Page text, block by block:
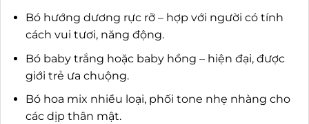
Bó hướng dương rực rỡ – hợp với người có tính
cách vui tươi, năng động.
Bó baby trắng hoặc baby hồng – hiện đại, được
giới trẻ ưa chuộng.
Bó hoa mix nhiều loại, phối tone nhẹ nhàng cho
các dịp thân mật.